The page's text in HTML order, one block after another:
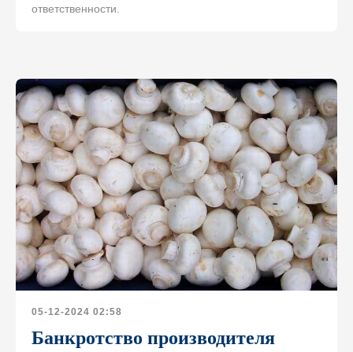
ответственности.
05-12-2024 02:58
Банкротство производителя